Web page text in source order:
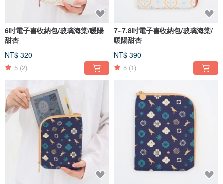
6吋電子書收納包/玻璃海棠/暖陽
甜杏
NT$ 320
5 (2)
7~7.8吋電子書收納包/玻璃海棠/
暖陽甜杏
NT$ 390
5 (1)